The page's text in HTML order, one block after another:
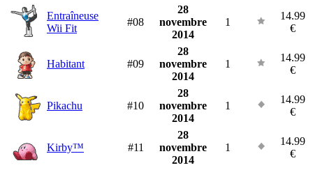
Entraîneuse
Wii Fit
#08
28
novembre
2014
1
14.99
€
Habitant #09
28
novembre
2014
1
14.99
€
Pikachu #10
28
novembre
2014
1
14.99
€
Kirby™ #11
28
novembre
2014
1
14.99
€